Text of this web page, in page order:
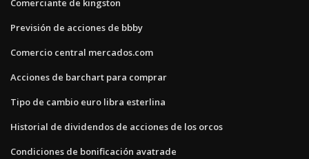
Comerciante de kingston
Previsión de acciones de bbby
Comercio central mercados.com
Acciones de barchart para comprar
Tipo de cambio euro libra esterlina
Historial de dividendos de acciones de los orcos
Condiciones de bonificación avatrade